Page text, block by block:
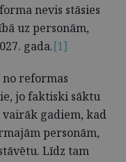
nevis stāsies
uz personām,
gada.[1]
reformas
jo faktiski sāktu
gadiem, kad
personām,
Līdz tam